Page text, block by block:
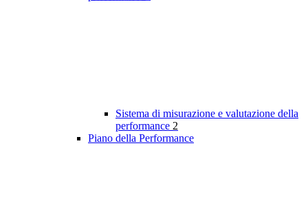
Sistema di misurazione e valutazione della
performance 2
Piano della Performance